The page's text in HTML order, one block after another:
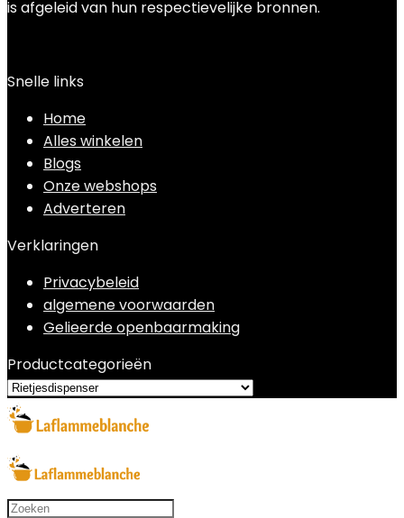
is afgeleid van hun respectievelijke bronnen.
Snelle links
Home
Alles winkelen
Blogs
Onze webshops
Adverteren
Verklaringen
Privacybeleid
algemene voorwaarden
Gelieerde openbaarmaking
Productcategorieën
Search